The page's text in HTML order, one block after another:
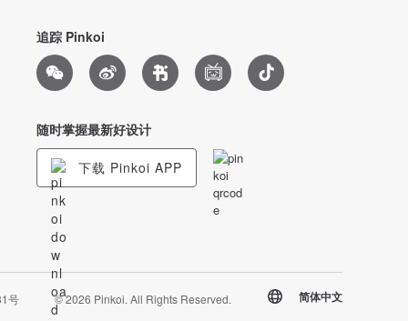
追踪 Pinkoi
随时掌握最新好设计
下载 Pinkoi APP
号 © 2026 Pinkoi. All Rights Reserved. 简体中文